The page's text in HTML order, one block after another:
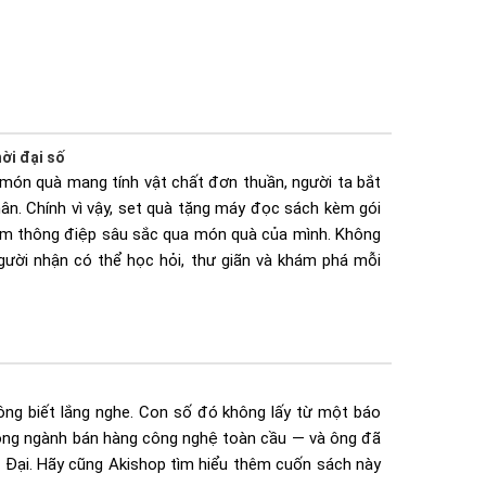
đại số
quà mang tính vật chất đơn thuần, người ta bắt
Chính vì vậy, set quà tặng máy đọc sách kèm gói
thông điệp sâu sắc qua món quà của mình. Không
nhận có thể học hỏi, thư giãn và khám phá mỗi
biết lắng nghe. Con số đó không lấy từ một báo
ngành bán hàng công nghệ toàn cầu — và ông đã
Hãy cũng Akishop tìm hiểu thêm cuốn sách này